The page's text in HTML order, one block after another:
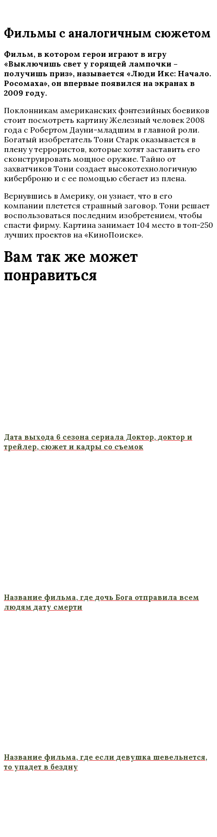
Фильмы с аналогичным сюжетом
Фильм, в котором герои играют в игру
«Выключишь свет у горящей лампочки –
получишь приз», называется «Люди Икс: Начало.
Росомаха», он впервые появился на экранах в
2009 году.
Поклонникам американских фэнтезийных боевиков
стоит посмотреть картину Железный человек 2008
года с Робертом Дауни-младшим в главной роли.
Богатый изобретатель Тони Старк оказывается в
плену у террористов, которые хотят заставить его
сконструировать мощное оружие. Тайно от
захватчиков Тони создает высокотехнологичную
киберброню и с ее помощью сбегает из плена.
Вернувшись в Америку, он узнает, что в его
компании плетется страшный заговор. Тони решает
воспользоваться последним изобретением, чтобы
спасти фирму. Картина занимает 104 место в топ-250
лучших проектов на «КиноПоиске».
Вам так же может
понравиться
Дата выхода 6 сезона сериала Доктор, доктор и
трейлер, сюжет и кадры со съемок
Название фильма, где дочь Бога отправила всем
людям дату смерти
Название фильма, где если девушка шевельнется,
то упадет в бездну